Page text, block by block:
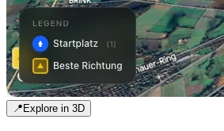
📍Explore in 3D